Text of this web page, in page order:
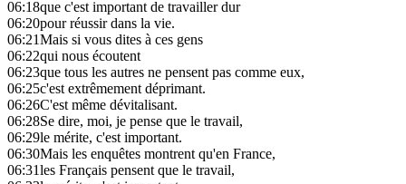
06:18que c'est important de travailler dur
06:20pour réussir dans la vie.
06:21Mais si vous dites à ces gens
06:22qui nous écoutent
06:23que tous les autres ne pensent pas comme eux,
06:25c'est extrêmement déprimant.
06:26C'est même dévitalisant.
06:28Se dire, moi, je pense que le travail,
06:29le mérite, c'est important.
06:30Mais les enquêtes montrent qu'en France,
06:31les Français pensent que le travail,